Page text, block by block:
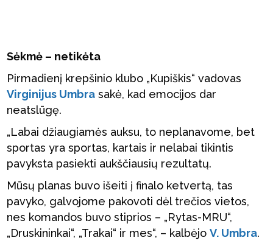
Sėkmė – netikėta
Pirmadienį krepšinio klubo „Kupiškis“ vadovas
Virginijus Umbra sakė, kad emocijos dar
neatslūgę.
„Labai džiaugiamės auksu, to neplanavome, bet
sportas yra sportas, kartais ir nelabai tikintis
pavyksta pasiekti aukščiausių rezultatų.
Mūsų planas buvo išeiti į finalo ketvertą, tas
pavyko, galvojome pakovoti dėl trečios vietos,
nes komandos buvo stiprios – „Rytas-MRU“,
„Druskininkai“, „Trakai“ ir mes“, – kalbėjoV. Umbra.